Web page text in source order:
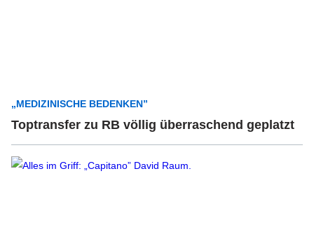
„MEDIZINISCHE BEDENKEN”
Toptransfer zu RB völlig überraschend geplatzt